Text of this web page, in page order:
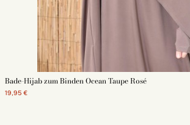
Bade-Hijab zum Binden Ocean Taupe Rosé
19,95 €